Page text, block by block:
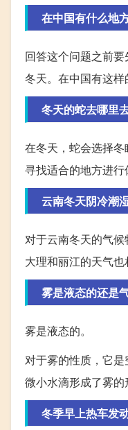
在中国有什么地
回答这个问题之前
冬天。在中国有这
冬天的蛇去哪里
在冬天，蛇会选择
寻找适合的地方进行
云南冬天阴冷潮
对于云南冬天的气
大理和丽江的天气
雾是液态的还是
雾是液态的。
对于雾的性质，它
微小水滴形成了雾的
冬季早上热车发